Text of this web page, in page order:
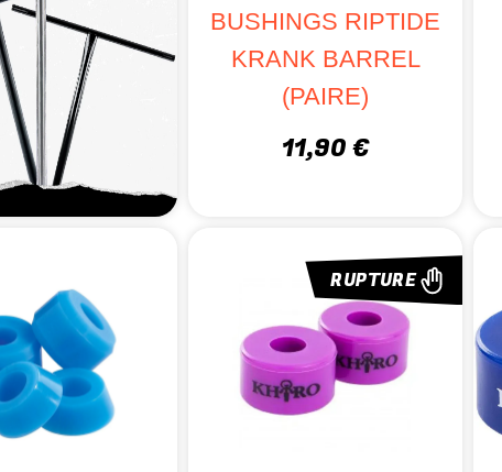
BUSHINGS RIPTIDE
KRANK BARREL
(PAIRE)
11,90 €
RUPTURE